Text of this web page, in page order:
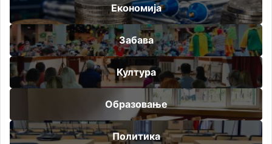
Економија
Забава
Култура
Образовање
Политика